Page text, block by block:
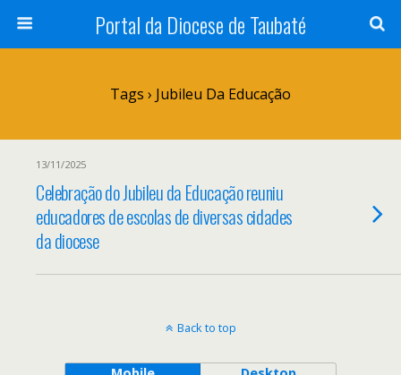
Portal da Diocese de Taubaté
Tags › Jubileu Da Educação
13/11/2025
Celebração do Jubileu da Educação reuniu
educadores de escolas de diversas cidades
da diocese
Back to top